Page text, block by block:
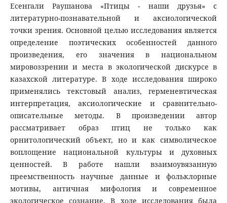
Есенгали Раушанова «Птицы - наши друзья» с
литературно-познавательной и аксиологической
точки зрения. Основной целью исследования является
определение поэтических особенностей данного
произведения, его значения в национальном
мировоззрении и места в экологической дискурсе в
казахской литературе. В ходе исследования широко
применялись текстовый анализ, герменевтическая
интерпретация, аксиологические и сравнительно-
описательные методы. В произведении автор
рассматривает образ птиц не только как
орнитологический объект, но и как символическое
воплощение национальной культуры и духовных
ценностей. В работе нашли взаимоувязанную
преемственность научные данные и фольклорные
мотивы, античная мифология и современное
экологическое сознание. В ходе исследования была